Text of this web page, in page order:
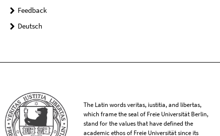
Feedback
Deutsch
The Latin words veritas, iustitia, and libertas,
which frame the seal of Freie Universität Berlin,
stand for the values that have defined the
academic ethos of Freie Universität since its